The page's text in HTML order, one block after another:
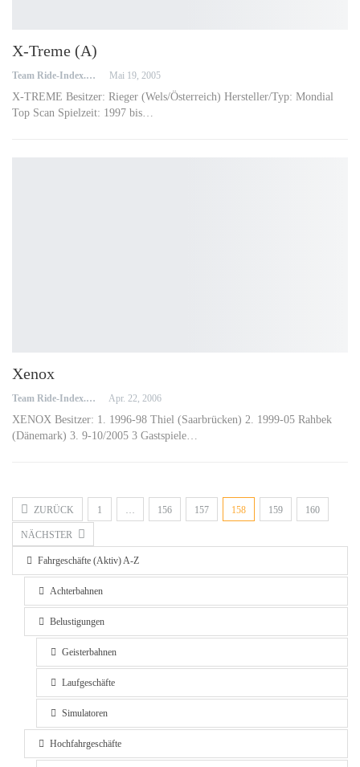
X-Treme (A)
Team Ride-Index.de Mai 19, 2005
X-TREME Besitzer: Rieger (Wels/Österreich) Hersteller/Typ: Mondial
Top Scan Spielzeit: 1997 bis…
Xenox
Team Ride-Index.de Apr. 22, 2006
XENOX Besitzer: 1. 1996-98 Thiel (Saarbrücken) 2. 1999-05 Rahbek
(Dänemark) 3. 9-10/2005 3 Gastspiele…
ZURÜCK 1 156 157 158 159 160
NÄCHSTER
Fahrgeschäfte (Aktiv) A-Z
Achterbahnen
Belustigungen
Geisterbahnen
Laufgeschäfte
Simulatoren
Hochfahrgeschäfte